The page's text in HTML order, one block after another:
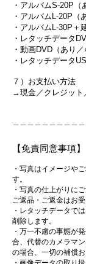
・アルバムS-20P（
・アルバムL-20P（
・アルバムL-30P＋
・レタッチデータ
・動画DVD（あり／
・レタッチデータ
７）お支払い方法
→現金／クレジット
【免責同意事項】
・写真はイメージや
す。
・写真の仕上がりに
ご返品・ご返金はお受
・レタッチデータで
削除します。
・万一不慮の事態が
合、代替のカメラマ
の場合、一切の補償